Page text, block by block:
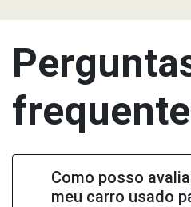
Como posso
meu carro usado